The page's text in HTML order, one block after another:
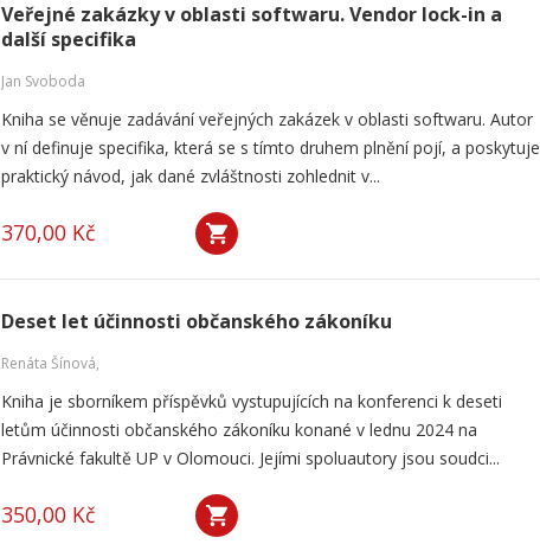
Veřejné zakázky v oblasti softwaru. Vendor lock-in a
další specifika
Jan Svoboda
Kniha se věnuje zadávání veřejných zakázek v oblasti softwaru. Autor
v ní definuje specifika, která se s tímto druhem plnění pojí, a poskytuje
praktický návod, jak dané zvláštnosti zohlednit v...
370,00 Kč
Deset let účinnosti občanského zákoníku
Renáta Šínová,
Kniha je sborníkem příspěvků vystupujících na konferenci k deseti
letům účinnosti občanského zákoníku konané v lednu 2024 na
Právnické fakultě UP v Olomouci. Jejími spoluautory jsou soudci...
350,00 Kč